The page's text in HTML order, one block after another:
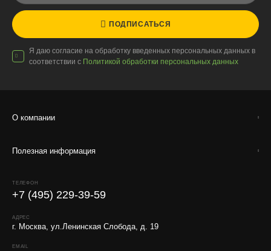
расстояния, веса и объёма груза.
Работаем с любой удобной для вас транспортной
компанией.
Для защиты от повреждений рекомендуем оформлять
ПОДПИСАТЬСЯ
Я даю согласие на обработку введенных персональных данных в
соответствии с Политикой обработки персональных данных
О компании
Полезная информация
ТЕЛЕФОН
+7 (495) 229-39-59
АДРЕС
г. Москва, ул.Ленинская Слобода, д. 19
EMAIL